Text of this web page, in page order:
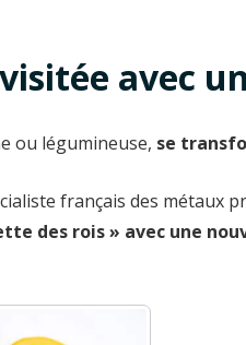
avec
ou légumineuse, se
français des métaux
des rois » avec une